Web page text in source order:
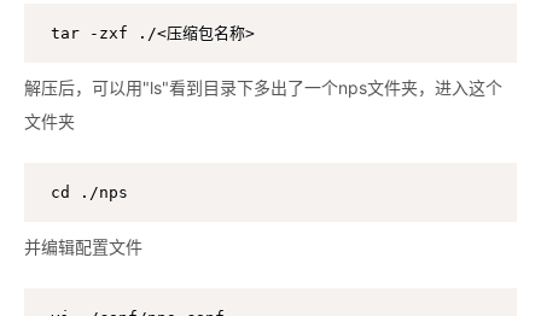
tar -zxf ./<压缩包名称>
解压后，可以用"ls"看到目录下多出了一个nps文件夹，进入这个
文件夹
cd ./nps
并编辑配置文件